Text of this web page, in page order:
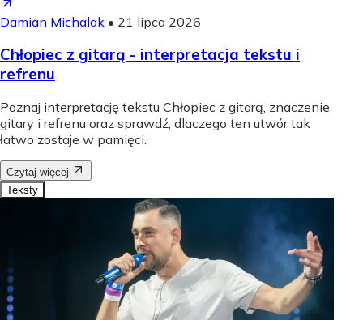
Damian Michalak • 21 lipca 2026
Chłopiec z gitarą - interpretacja tekstu i
refrenu
Poznaj interpretację tekstu Chłopiec z gitarą, znaczenie
gitary i refrenu oraz sprawdź, dlaczego ten utwór tak
łatwo zostaje w pamięci.
Czytaj więcej
Teksty